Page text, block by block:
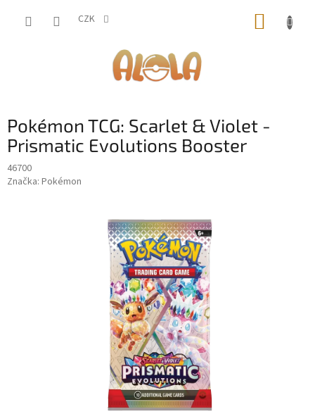
CZK
Pokémon TCG: Scarlet & Violet -
Prismatic Evolutions Booster
46700
Značka: Pokémon